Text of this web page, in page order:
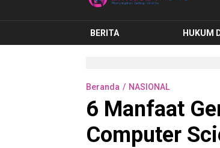
lintas24news.com
Menyingkap Setiap Realita
BERITA HUKUM
Beranda NASIONAL
6 Manfaat
Computer